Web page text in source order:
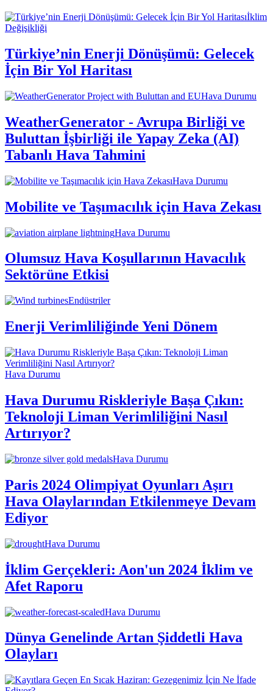
İklim
Değişikliği
Türkiye’nin Enerji Dönüşümü: Gelecek
İçin Bir Yol Haritası
Hava Durumu
WeatherGenerator - Avrupa Birliği ve
Buluttan İşbirliği ile Yapay Zeka (AI)
Tabanlı Hava Tahmini
Hava Durumu
Mobilite ve Taşımacılık için Hava Zekası
Hava Durumu
Olumsuz Hava Koşullarının Havacılık
Sektörüne Etkisi
Endüstriler
Enerji Verimliliğinde Yeni Dönem
Hava Durumu
Hava Durumu Riskleriyle Başa Çıkın:
Teknoloji Liman Verimliliğini Nasıl
Artırıyor?
Hava Durumu
Paris 2024 Olimpiyat Oyunları Aşırı
Hava Olaylarından Etkilenmeye Devam
Ediyor
Hava Durumu
İklim Gerçekleri: Aon'un 2024 İklim ve
Afet Raporu
Hava Durumu
Dünya Genelinde Artan Şiddetli Hava
Olayları